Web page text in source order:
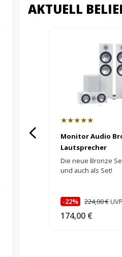
AKTUELL
★★★★★
Monitor Audio
Lautsprecher
Die neue Bronze
und auch als Set!
-22% 224,00 €UVP
174,00 €